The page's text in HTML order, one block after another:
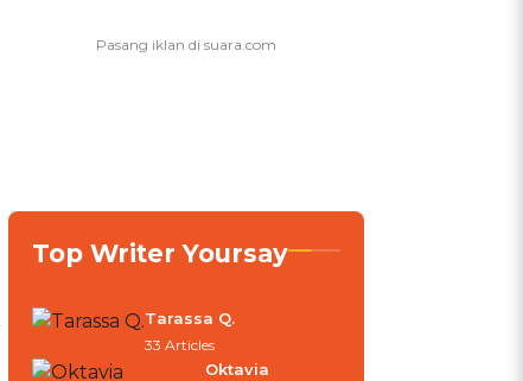
Top Writer Yoursay
Tarassa Q.
33 Articles
Oktavia